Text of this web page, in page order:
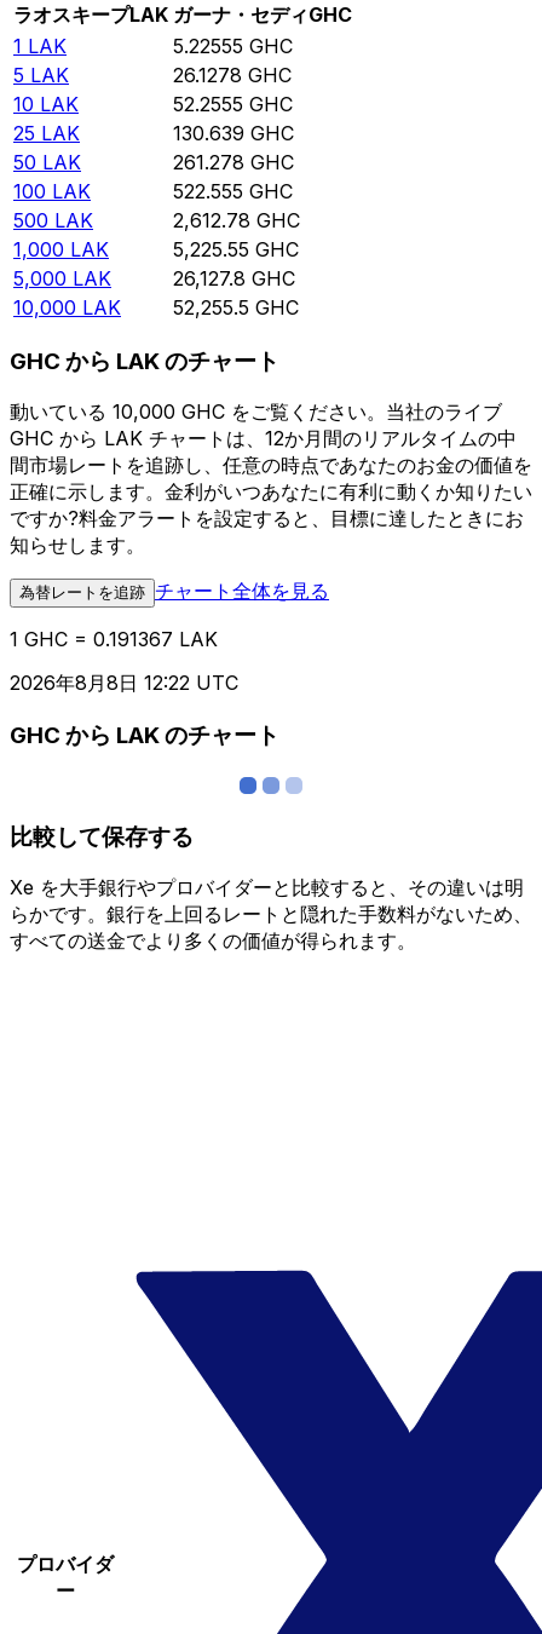
ラオスキープLAK ガーナ・セディGHC
1 LAK 5.22555 GHC
5 LAK 26.1278 GHC
10 LAK 52.2555 GHC
25 LAK 130.639 GHC
50 LAK 261.278 GHC
100 LAK 522.555 GHC
500 LAK 2,612.78 GHC
1,000 LAK 5,225.55 GHC
5,000 LAK 26,127.8 GHC
10,000 LAK 52,255.5 GHC
GHC から LAK のチャート
動いている 10,000 GHC をご覧ください。当社のライブ
GHC から LAK チャートは、12か月間のリアルタイムの中
間市場レートを追跡し、任意の時点であなたのお金の価値を
正確に示します。金利がいつあなたに有利に動くか知りたい
ですか?料金アラートを設定すると、目標に達したときにお
知らせします。
為替レートを追跡 チャート全体を見る
1 GHC = 0.191367 LAK
2026年8月8日 12:22 UTC
GHC から LAK のチャート
比較して保存する
Xe を大手銀行やプロバイダーと比較すると、その違いは明
らかです。銀行を上回るレートと隠れた手数料がないため、
すべての送金でより多くの価値が得られます。
プロバイダ
ー